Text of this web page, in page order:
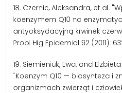
18. Czernic, Aleksandra, et al.
koenzymem Q10 na
antyoksydacyjną krwinek
Probl Hig Epidemiol 92 (2011):
19. Siemieniuk, Ewa, and
"Koenzym Q10 — biosynteza i
organizmach zwierząt i